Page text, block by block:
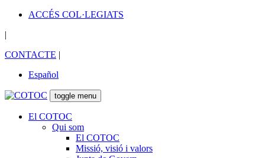
ACCÉS COL·LEGIATS
|
CONTACTE |
Español
toggle menu
El COTOC
Qui som
El COTOC
Missió, visió i valors